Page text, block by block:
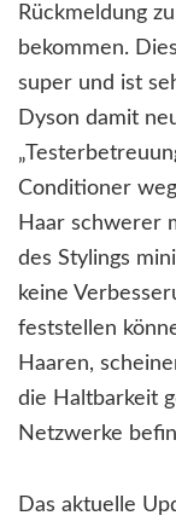
Rückmeldung
bekommen.
super und ist
Dyson damit
Conditioner
Haar schwerer
des Stylings
keine
feststellen
Haaren,
die Haltbarkeit
Netzwerke
Das aktuelle